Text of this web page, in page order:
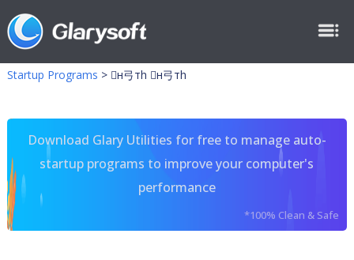
Startup Programs > н⼸тh н⼸тh
Download Glary Utilities for free to manage auto-
startup programs to improve your computer's
performance
*100% Clean & Safe